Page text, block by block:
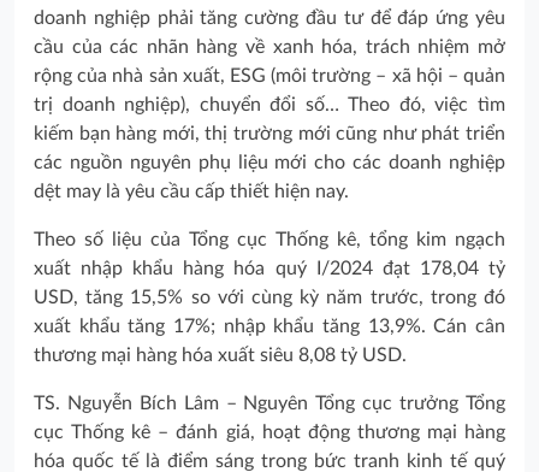
doanh nghiệp phải tăng cường đầu tư để đáp ứng yêu
cầu của các nhãn hàng về xanh hóa, trách nhiệm mở
rộng của nhà sản xuất, ESG (môi trường – xã hội – quản
trị doanh nghiệp), chuyển đổi số… Theo đó, việc tìm
kiếm bạn hàng mới, thị trường mới cũng như phát triển
các nguồn nguyên phụ liệu mới cho các doanh nghiệp
dệt may là yêu cầu cấp thiết hiện nay.
Theo số liệu của Tổng cục Thống kê, tổng kim ngạch
xuất nhập khẩu hàng hóa quý I/2024 đạt 178,04 tỷ
USD, tăng 15,5% so với cùng kỳ năm trước, trong đó
xuất khẩu tăng 17%; nhập khẩu tăng 13,9%. Cán cân
thương mại hàng hóa xuất siêu 8,08 tỷ USD.
TS. Nguyễn Bích Lâm – Nguyên Tổng cục trưởng Tổng
cục Thống kê – đánh giá, hoạt động thương mại hàng
hóa quốc tế là điểm sáng trong bức tranh kinh tế quý